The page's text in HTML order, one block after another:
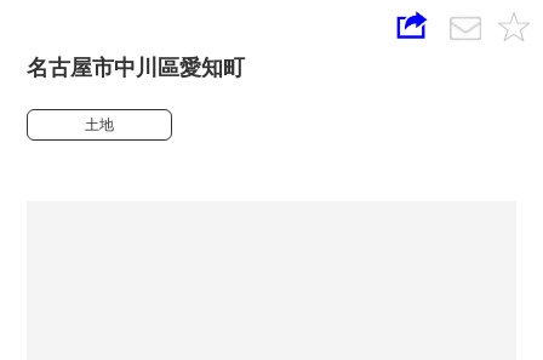
名古屋市中川區愛知町
土地